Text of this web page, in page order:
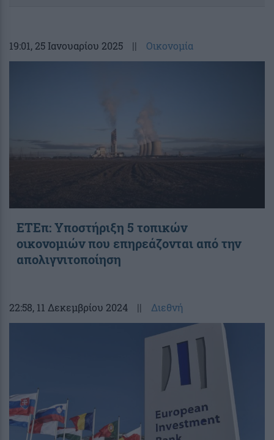
19:01, 25 Ιανουαρίου 2025 || Οικονομία
ΕΤΕπ: Υποστήριξη 5 τοπικών
οικονομιών που επηρεάζονται από την
απολιγνιτοποίηση
22:58, 11 Δεκεμβρίου 2024 || Διεθνή